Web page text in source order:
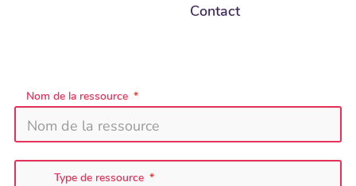
Contact
Nom de la ressource
Type de ressource